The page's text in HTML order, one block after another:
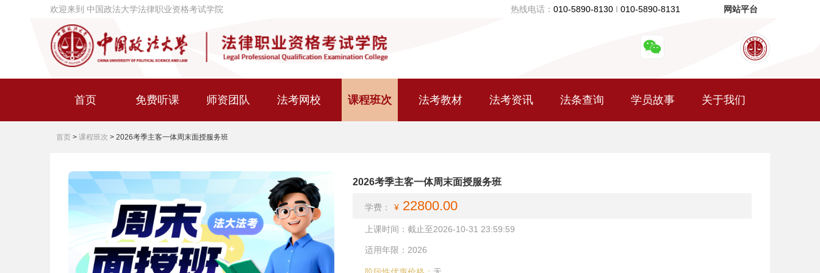
欢迎来到 中国政法大学法律职业资格考试学院 热线电话： 010-5890-8130 I 010-5890-8131 网站平台
首页 免费听课 师资团队 法考网校 课程班次 法考教材 法考资讯 法条查询 学员故事 关于我们
首页 > 课程班次 > 2026考季主客一体周末面授服务班
2026考季主客一体周末面授服务班
学费： ¥ 22800.00
上课时间：截止至2026-10-31 23:59:59
适用年限：2026